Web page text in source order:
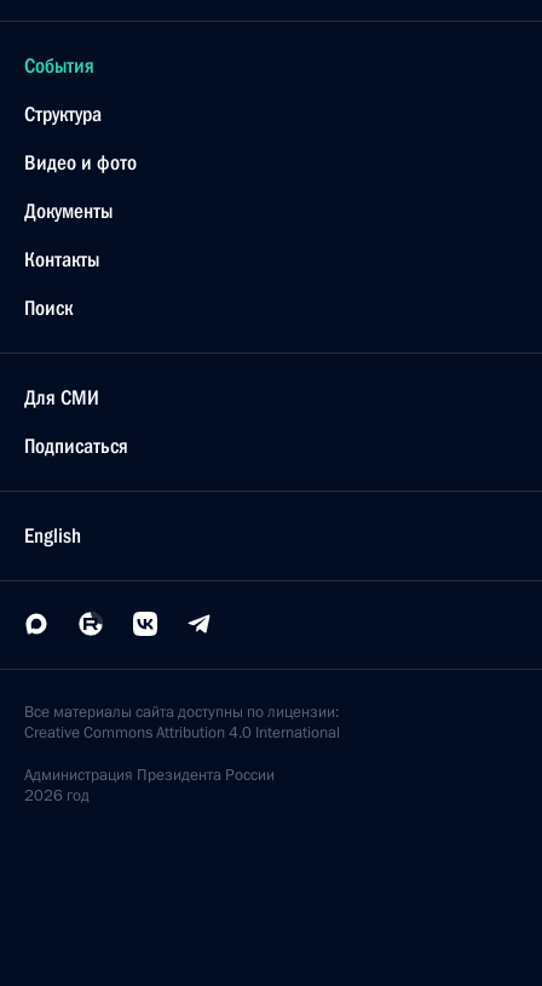
События
Структура
Видео и фото
Документы
Контакты
Поиск
Для СМИ
Подписаться
English
Все материалы сайта доступны по лицензии:
Creative Commons Attribution 4.0 International
Администрация Президента России
2026 год